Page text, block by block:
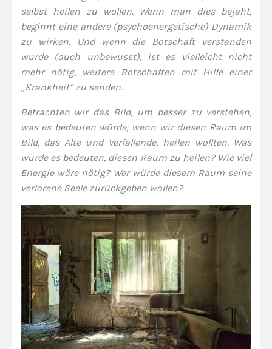
selbst heilen zu wollen. Wenn man dies bejaht,
beginnt eine andere (psychoenergetische) Dynamik
zu wirken. Und wenn die Botschaft verstanden
wurde (auch unbewusst), ist es vielleicht nicht
mehr nötig, weitere Botschaften mit Hilfe einer
„Krankheit“ zu senden.
Betrachten wir das Bild, um besser zu verstehen,
was es bedeuten würde, wenn wir diesen Raum im
Bild, das Alte und Verfallende, heilen wollten. Was
würde es bedeuten, diesen Raum zu heilen? Wie viel
Energie wäre nötig? Wer würde diesem Raum seine
verlorene Seele zurückgeben wollen?